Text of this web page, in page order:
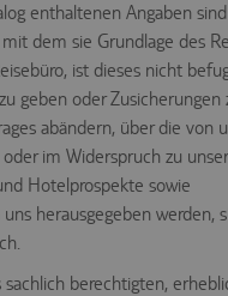
enthaltenen Angaben
dem sie Grundlage des
ist dieses nicht
geben oder Zusicherungen
abändern, über die von
im Widerspruch zu
Hotelprospekte sowie
herausgegeben werden,
sachlich berechtigten,